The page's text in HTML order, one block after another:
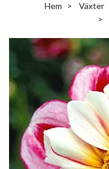
Hem Växter